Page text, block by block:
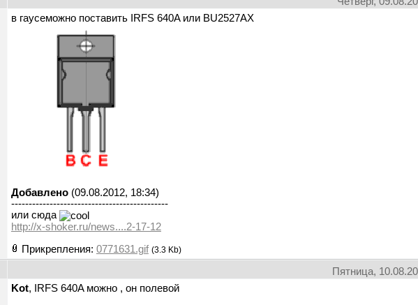
в гаусеможно поставить IRFS 640A или BU2527AX
Добавлено(09.08.2012, 18:34)
---------------------------------------------
или сюда
http://x-shoker.ru/news....2-17-12
Прикрепления: 0771631.gif (3.3 Kb)
Пятница,
Kot, IRFS 640A можно , он полевой